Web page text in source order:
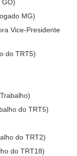
GO)
MG)
Vice-Presidente
do TRT5)
do TRT5)
do TRT2)
do TRT18)